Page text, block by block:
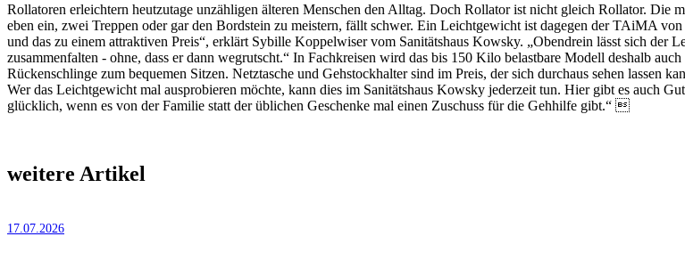
Rollatoren erleichtern heutzutage unzähligen älteren Menschen den Alltag. Doch Rollator ist nicht gleich Rollator.
eben ein, zwei Treppen oder gar den Bordstein zu meistern, fällt schwer. Ein Leichtgewicht ist dagegen der TAiMA
und das zu einem attraktiven Preis“, erklärt Sybille Koppelwiser vom Sanitätshaus Kowsky. „Obendrein lässt sich
zusammenfalten - ohne, dass er dann wegrutscht.“ In Fachkreisen wird das bis 150 Kilo belastbare Modell deshalb
Rückenschlinge zum bequemen Sitzen. Netztasche und Gehstockhalter sind im Preis, der sich durchaus sehen lassen
Wer das Leichtgewicht mal ausprobieren möchte, kann dies im Sanitätshaus Kowsky jederzeit tun. Hier gibt es auch
glücklich, wenn es von der Familie statt der üblichen Geschenke mal einen Zuschuss für die Gehhilfe gibt.“ 
weitere Artikel
17.07.2026